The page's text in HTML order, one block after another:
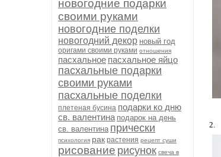
новогодние подарки
своими руками
новогодние поделки
новогодний декор новый год
оригами своими руками отношения
пасхальное пасхальное яйцо
пасхальные подарки
своими руками
пасхальные поделки
плетеная бусина подарки ко дню
св. валентина подарок на день
св. валентина прически
психология рак растения рецепт суши
рисование рисунок свеча в
2.